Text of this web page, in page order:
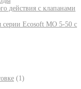
действия с клапанами
серии Ecosoft MO 5-50 с
(1)